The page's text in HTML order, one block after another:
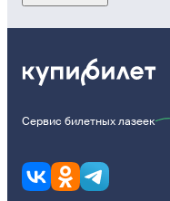
Сервис билетных лазеек